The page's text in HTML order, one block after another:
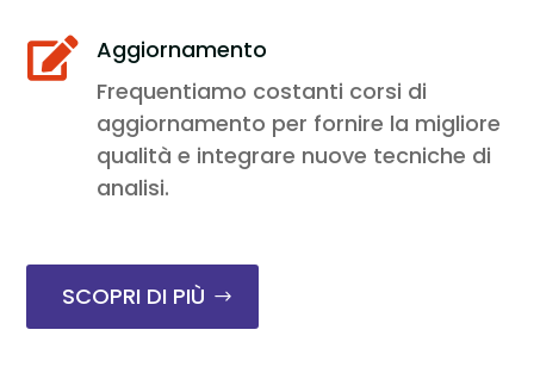

Aggiornamento
Frequentiamo costanti corsi di
aggiornamento per fornire la migliore
qualità e integrare nuove tecniche di
analisi.
SCOPRI DI PIÙ